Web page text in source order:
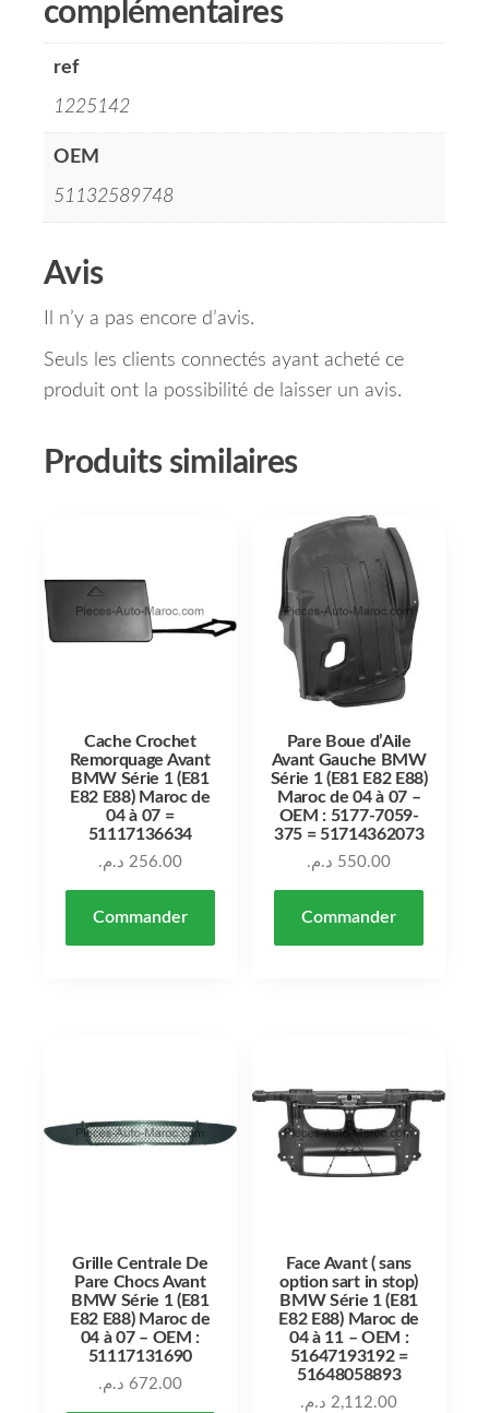
complémentaires
ref
1225142
OEM
51132589748
Avis
Il n’y a pas encore d’avis.
Seuls les clients connectés ayant acheté ce
produit ont la possibilité de laisser un avis.
Produits similaires
Cache Crochet
Remorquage Avant
BMW Série 1 (E81
E82 E88) Maroc de
04 à 07 =
51117136634
256.00 د.م.
Commander
Pare Boue d’Aile
Avant Gauche BMW
Série 1 (E81 E82 E88)
Maroc de 04 à 07 –
OEM : 5177-7059-
375 = 51714362073
550.00 د.م.
Commander
Grille Centrale De
Pare Chocs Avant
BMW Série 1 (E81
E82 E88) Maroc de
04 à 07 – OEM :
51117131690
672.00 د.م.
Face Avant ( sans
option sart in stop)
BMW Série 1 (E81
E82 E88) Maroc de
04 à 11 – OEM :
51647193192 =
51648058893
2,112.00 د.م.